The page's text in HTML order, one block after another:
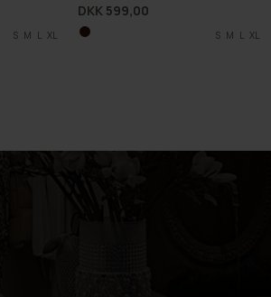
S M L XL
S M L XL
DKK 599,00
S M L XL